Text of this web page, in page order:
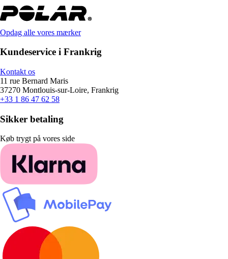
Opdag alle vores mærker
Kundeservice i Frankrig
Kontakt os
11 rue Bernard Maris
37270 Montlouis-sur-Loire, Frankrig
+33 1 86 47 62 58
Sikker betaling
Køb trygt på vores side